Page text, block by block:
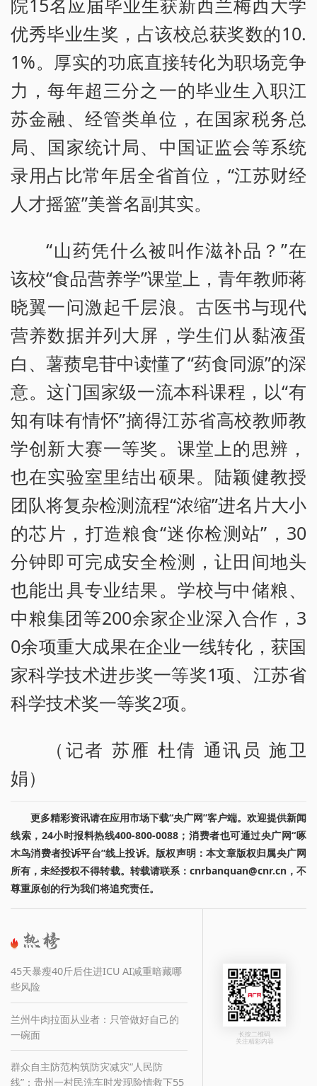
院15名应届毕业生获新西兰梅西大学
优秀毕业生奖，占该校总获奖数的10.
1%。厚实的功底直接转化为职场竞争
力，每年超三分之一的毕业生入职江
苏金融、经管类单位，在国家税务总
局、国家统计局、中国证监会等系统
录用占比常年居全省首位，“江苏财经
人才摇篮”美誉名副其实。
“山药凭什么被叫作滋补品？”在
该校“食品营养学”课堂上，青年教师蒋
晓翼一问激起千层浪。古医书与现代
营养数据并列大屏，学生们从黏液蛋
白、薯蓣皂苷中读懂了“药食同源”的深
意。这门国家级一流本科课程，以“有
知有味有情怀”摘得江苏省高校教师教
学创新大赛一等奖。课堂上的思辨，
也在实验室里结出硕果。陆颖健教授
团队将复杂检测流程“浓缩”进名片大小
的芯片，打造粮食“迷你检测站”，30
分钟即可完成安全检测，让田间地头
也能出具专业结果。学校与中储粮、
中粮集团等200余家企业深入合作，3
0余项重大成果在企业一线转化，获国
家科学技术进步奖一等奖1项、江苏省
科学技术奖一等奖2项。
（记者 苏雁 杜倩 通讯员 施卫
娟）
更多精彩资讯请在应用市场下载“央广网”客户端。欢迎提供新闻
线索，24小时报料热线400-800-0088；消费者也可通过央广网“啄
木鸟消费者投诉平台”线上投诉。版权声明：本文章版权归属央广网
所有，未经授权不得转载。转载请联系：cnrbanquan@cnr.cn，不
尊重原创的行为我们将追究责任。
45天暴瘦40斤后住进ICU AI减重暗藏哪
些风险
兰州牛肉拉面从业者：只管做好自己的
一碗面
群众自主防范构筑防灾减灾“人民防
线”：贵州一村民洗车时发现险情救下55
长按二维码
关注精彩内容